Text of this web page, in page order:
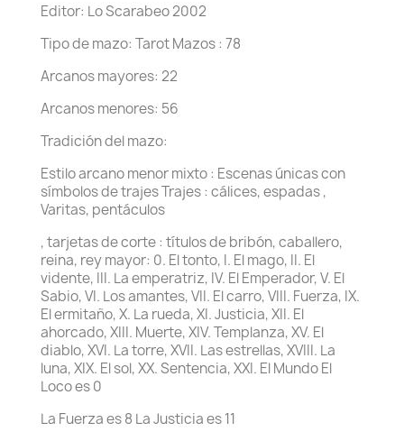
Editor: Lo Scarabeo 2002
Tipo de mazo: Tarot Mazos : 78
Arcanos mayores: 22
Arcanos menores: 56
Tradición del mazo:
Estilo arcano menor mixto : Escenas únicas con
símbolos de trajes Trajes : cálices, espadas ,
Varitas, pentáculos
, tarjetas de corte : títulos de bribón, caballero,
reina, rey mayor: 0. El tonto, I. El mago, II. El
vidente, III. La emperatriz, IV. El Emperador, V. El
Sabio, VI. Los amantes, VII. El carro, VIII. Fuerza, IX.
El ermitaño, X. La rueda, XI. Justicia, XII. El
ahorcado, XIII. Muerte, XIV. Templanza, XV. El
diablo, XVI. La torre, XVII. Las estrellas, XVIII. La
luna, XIX. El sol, XX. Sentencia, XXI. El Mundo El
Loco es 0
La Fuerza es 8 La Justicia es 11